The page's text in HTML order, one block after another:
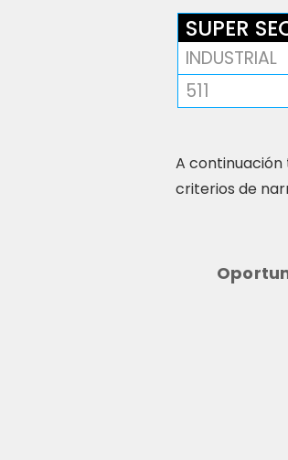
SUPER
INDUSTRIAL
511
A
criterios de